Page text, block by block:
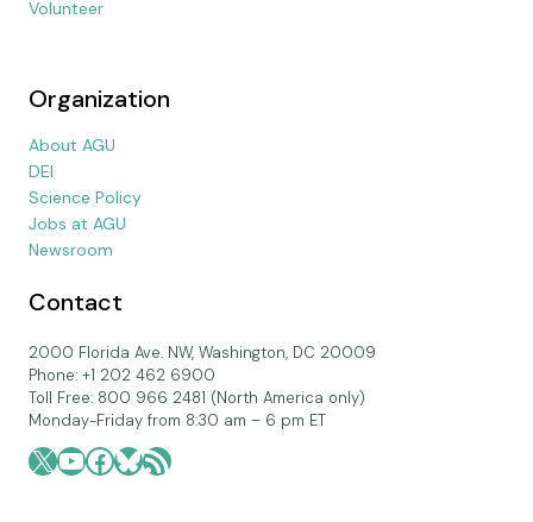
Volunteer
Organization
About AGU
DEI
Science Policy
Jobs at AGU
Newsroom
Contact
2000 Florida Ave. NW, Washington, DC 20009
Phone: +1 202 462 6900
Toll Free: 800 966 2481 (North America only)
Monday-Friday from 8:30 am – 6 pm ET
X YouTube
Facebook
Bluesky
RSS Feed